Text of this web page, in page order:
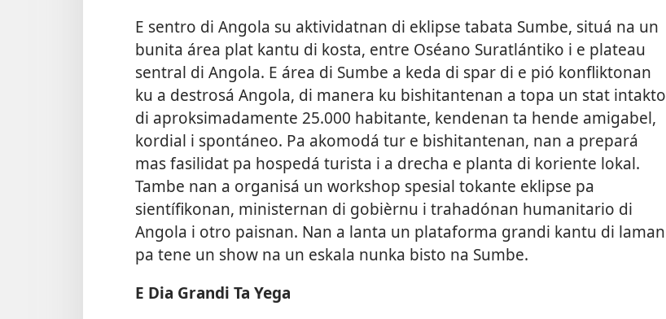
E sentro di Angola su aktividatnan di eklipse tabata Sumbe, situá na un
bunita área plat kantu di kosta, entre Oséano Suratlántiko i e plateau
sentral di Angola. E área di Sumbe a keda di spar di e pió konfliktonan
ku a destrosá Angola, di manera ku bishitantenan a topa un stat intakto
di aproksimadamente 25.000 habitante, kendenan ta hende amigabel,
kordial i spontáneo. Pa akomodá tur e bishitantenan, nan a prepará
mas fasilidat pa hospedá turista i a drecha e planta di koriente lokal.
Tambe nan a organisá un workshop spesial tokante eklipse pa
sientífikonan, ministernan di gobièrnu i trahadónan humanitario di
Angola i otro paisnan. Nan a lanta un plataforma grandi kantu di laman
pa tene un show na un eskala nunka bisto na Sumbe.
E Dia Grandi Ta Yega